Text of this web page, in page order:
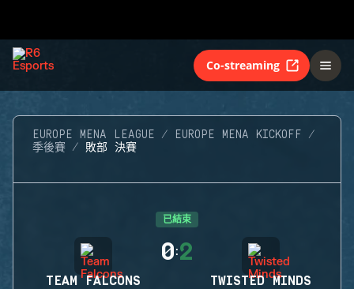
Co-streaming
EUROPE MENA LEAGUE
EUROPE MENA KICKOFF
季後賽
敗部 決賽
已結束
TEAM FALCONS
0:2
TWISTED MINDS